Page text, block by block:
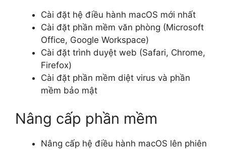
Cài đặt hệ điều hành macOS mới nhất
Cài đặt phần mềm văn phòng (Microsoft
Office, Google Workspace)
Cài đặt trình duyệt web (Safari, Chrome,
Firefox)
Cài đặt phần mềm diệt virus và phần
mềm bảo mật
Nâng cấp phần mềm
Nâng cấp hệ điều hành macOS lên phiên